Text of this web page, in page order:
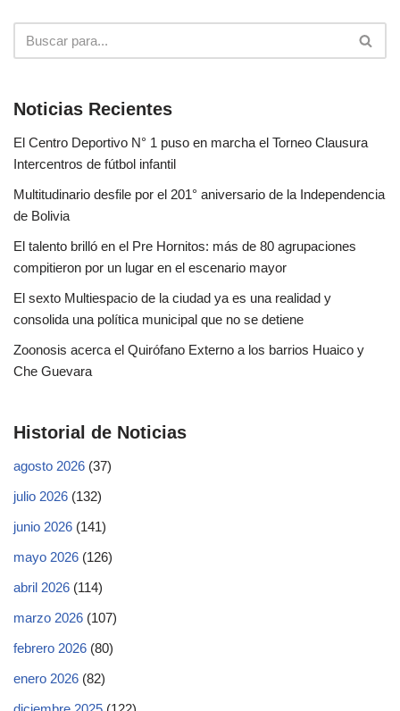
Noticias Recientes
El Centro Deportivo N° 1 puso en marcha el Torneo Clausura
Intercentros de fútbol infantil
Multitudinario desfile por el 201° aniversario de la Independencia
de Bolivia
El talento brilló en el Pre Hornitos: más de 80 agrupaciones
compitieron por un lugar en el escenario mayor
El sexto Multiespacio de la ciudad ya es una realidad y
consolida una política municipal que no se detiene
Zoonosis acerca el Quirófano Externo a los barrios Huaico y
Che Guevara
Historial de Noticias
agosto 2026 (37)
julio 2026 (132)
junio 2026 (141)
mayo 2026 (126)
abril 2026 (114)
marzo 2026 (107)
febrero 2026 (80)
enero 2026 (82)